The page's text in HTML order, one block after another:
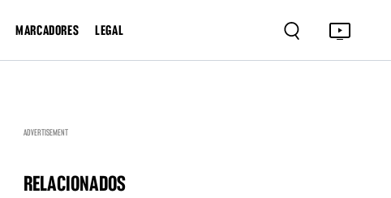
MARCADORES LEGAL
ADVERTISEMENT
RELACIONADOS